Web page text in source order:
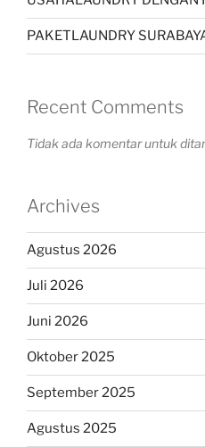
PAKETLAUNDRY
Recent Comments
Tidak ada komentar untuk
Archives
Agustus 2026
Juli 2026
Juni 2026
Oktober 2025
September 2025
Agustus 2025